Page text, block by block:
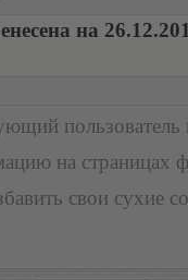
на
пользователь
на страницах
свои сухие